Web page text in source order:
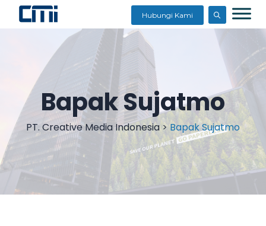
Hubungi Kami
Bapak Sujatmo
PT. Creative Media Indonesia > Bapak Sujatmo